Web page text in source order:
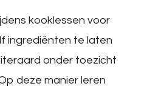
kooklessen voor
ingrediënten te laten
onder toezicht
deze manier leren